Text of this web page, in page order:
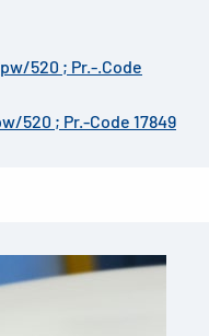
520 ; Pr.-.Code
520 ; Pr.-Code 17849